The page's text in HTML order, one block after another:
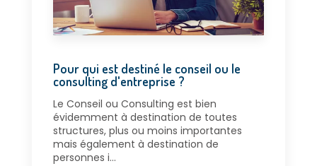
Pour qui est destiné le conseil ou le
consulting d'entreprise ?
Le Conseil ou Consulting est bien
évidemment à destination de toutes
structures, plus ou moins importantes
mais également à destination de
personnes i...